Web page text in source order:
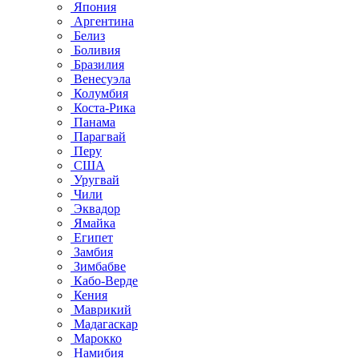
Япония
Аргентина
Белиз
Боливия
Бразилия
Венесуэла
Колумбия
Коста-Рика
Панама
Парагвай
Перу
США
Уругвай
Чили
Эквадор
Ямайка
Египет
Замбия
Зимбабве
Кабо-Верде
Кения
Маврикий
Мадагаскар
Марокко
Намибия